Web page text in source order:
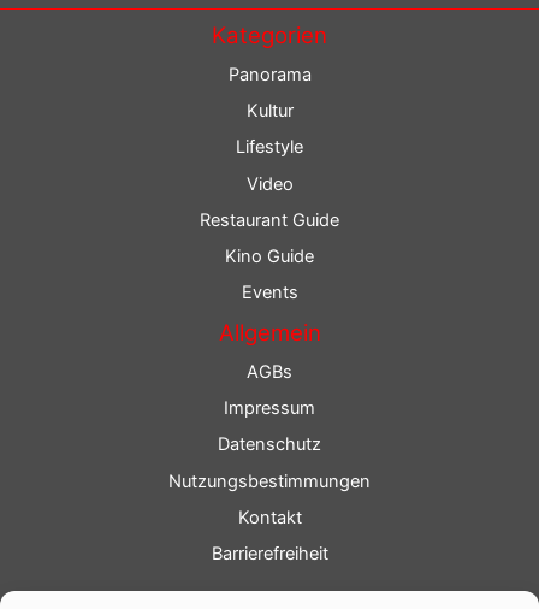
Kategorien
Panorama
Kultur
Lifestyle
Video
Restaurant Guide
Kino Guide
Events
Allgemein
AGBs
Impressum
Datenschutz
Nutzungsbestimmungen
Kontakt
Barrierefreiheit